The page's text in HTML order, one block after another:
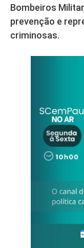
Bombeiros
prevenção e
criminosas.